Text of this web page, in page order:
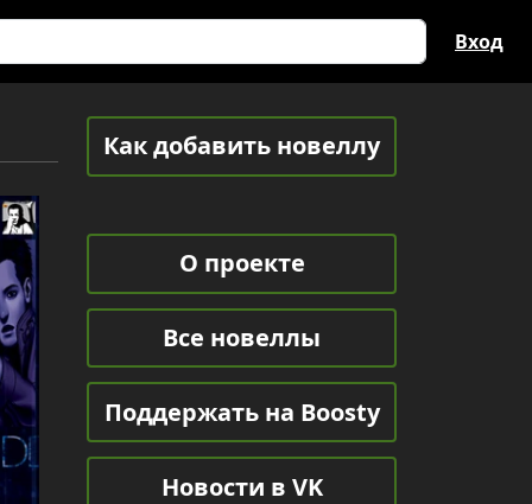
Вход
Как добавить новеллу
О проекте
Все новеллы
Поддержать на Boosty
Новости в VK